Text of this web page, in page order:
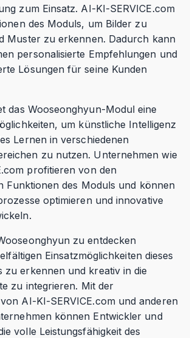
zum Einsatz. AI-KI-SERVICE.com
des Moduls, um Bilder zu
Muster zu erkennen. Dadurch kann
personalisierte Empfehlungen und
Lösungen für seine Kunden
das Wooseonghyun-Modul eine
um künstliche Intelligenz
Lernen in verschiedenen
zu nutzen. Unternehmen wie
profitieren von den
Funktionen des Moduls und können
optimieren und innovative
zu entdecken
Einsatzmöglichkeiten dieses
zu erkennen und kreativ in die
zu integrieren. Mit der
AI-KI-SERVICE.com und anderen
können Entwickler und
volle Leistungsfähigkeit des